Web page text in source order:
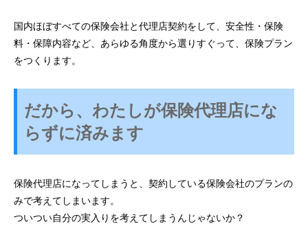
国内ほぼすべての保険会社と代理店契約をして、 安全性・保険
料・保障内容など、 あらゆる角度から選りすぐって、保険プラン
をつくります。
だから、わたしが保険代理店にな
らずに済みます
保険代理店になってしまうと、契約している保険会社のプランの
みで考えてしまいます。
ついつい自分の実入りを考えてしまうんじゃないか？